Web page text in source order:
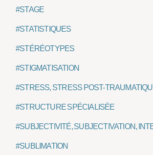
#STAGE
#STATISTIQUES
#STÉRÉOTYPES
#STIGMATISATION
#STRESS, STRESS POST-
#STRUCTURE SPÉCIALISÉE
#SUBJECTIVITÉ, SUBJECTIVATION,
#SUBLIMATION